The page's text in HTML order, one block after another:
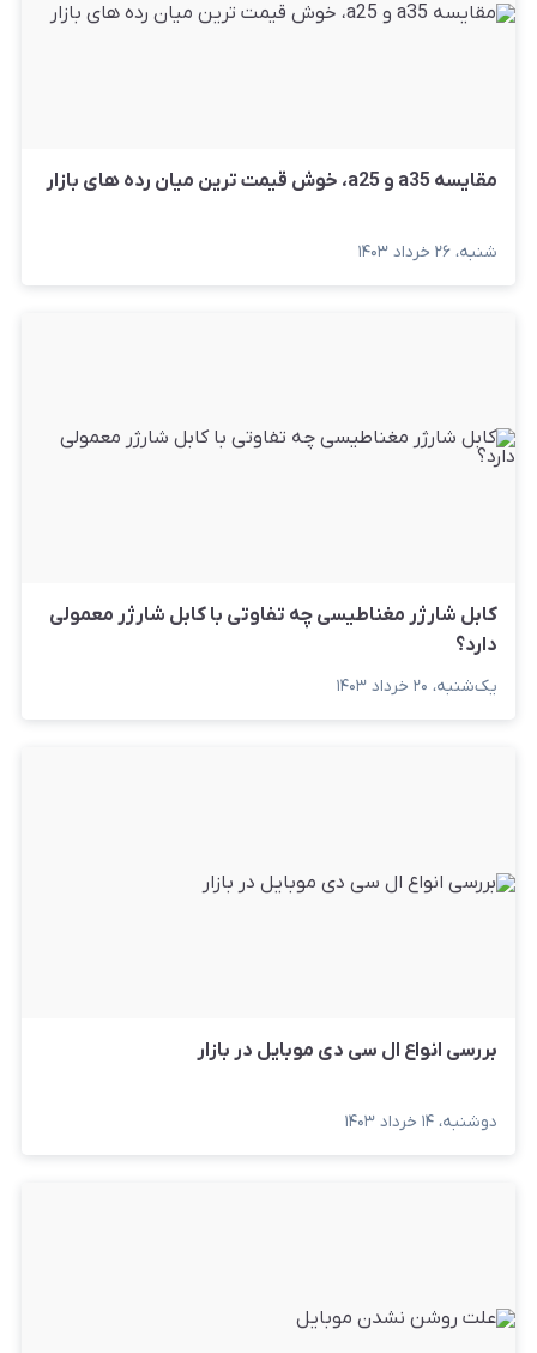
مقایسه a35 و a25، خوش قیمت ترین میان رده های بازار
شنبه، ۲۶ خرداد ۱۴۰۳
کابل شارژر مغناطیسی چه تفاوتی با کابل شارژر معمولی
دارد؟
یک‌شنبه، ۲۰ خرداد ۱۴۰۳
بررسی انواع ال سی دی موبایل در بازار
دوشنبه، ۱۴ خرداد ۱۴۰۳